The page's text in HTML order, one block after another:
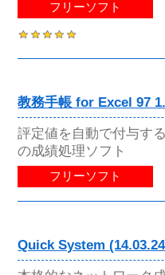
フリーソフト
教務手帳 for Excel 97
評定値を自動で付与す
の成績処理ソフト
フリーソフト
Quick System